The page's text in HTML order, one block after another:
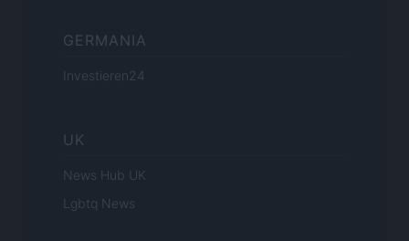
GERMANIA
Investieren24
UK
News Hub UK
Lgbtq News